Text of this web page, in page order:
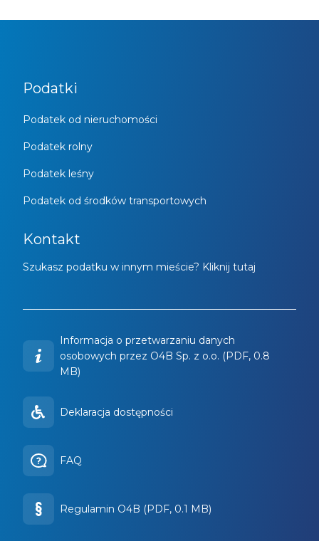
Podatki
Podatek od nieruchomości
Podatek rolny
Podatek leśny
Podatek od środków transportowych
Kontakt
Szukasz podatku w innym mieście? Kliknij tutaj
Informacja o przetwarzaniu danych
osobowych przez O4B Sp. z o.o. (PDF, 0.8
MB)
Deklaracja dostępności
FAQ
Regulamin O4B (PDF, 0.1 MB)